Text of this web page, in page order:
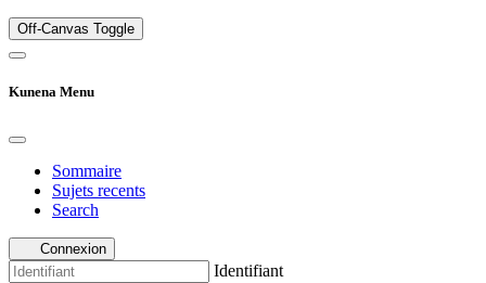
Off-Canvas Toggle
Kunena Menu
Sommaire
Sujets recents
Search
Connexion
Identifiant